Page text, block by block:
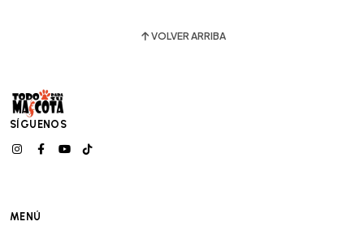
VOLVER ARRIBA
SÍGUENOS
MENÚ